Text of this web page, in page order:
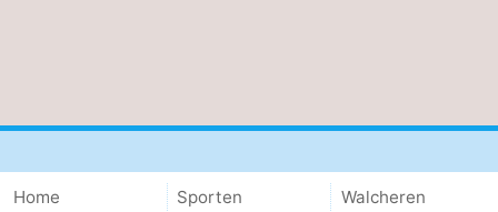
Home
Sporten
Walcheren